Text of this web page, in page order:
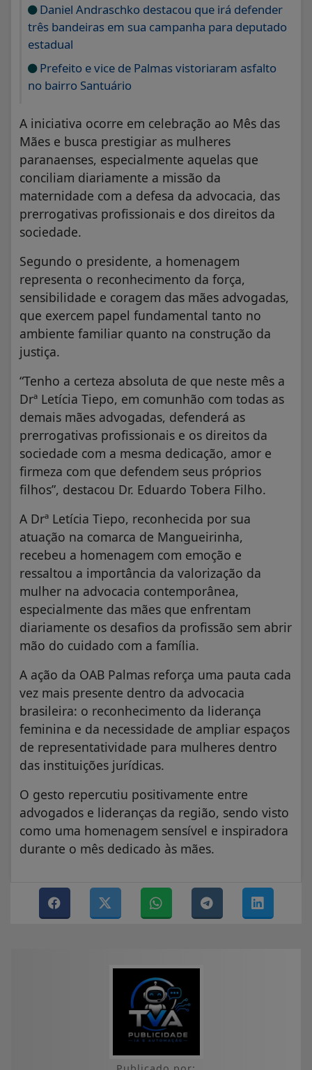
Daniel Andraschko destacou que irá defender
três bandeiras em sua campanha para deputado
estadual
Prefeito e vice de Palmas vistoriaram asfalto
no bairro Santuário
A iniciativa ocorre em celebração ao Mês das
Mães e busca prestigiar as mulheres
paranaenses, especialmente aquelas que
conciliam diariamente a missão da
maternidade com a defesa da advocacia, das
prerrogativas profissionais e dos direitos da
sociedade.
Segundo o presidente, a homenagem
representa o reconhecimento da força,
sensibilidade e coragem das mães advogadas,
que exercem papel fundamental tanto no
ambiente familiar quanto na construção da
justiça.
“Tenho a certeza absoluta de que neste mês a
Drª Letícia Tiepo, em comunhão com todas as
demais mães advogadas, defenderá as
prerrogativas profissionais e os direitos da
sociedade com a mesma dedicação, amor e
firmeza com que defendem seus próprios
filhos”, destacou Dr. Eduardo Tobera Filho.
A Drª Letícia Tiepo, reconhecida por sua
atuação na comarca de Mangueirinha,
recebeu a homenagem com emoção e
ressaltou a importância da valorização da
mulher na advocacia contemporânea,
especialmente das mães que enfrentam
diariamente os desafios da profissão sem abrir
mão do cuidado com a família.
A ação da OAB Palmas reforça uma pauta cada
vez mais presente dentro da advocacia
brasileira: o reconhecimento da liderança
feminina e da necessidade de ampliar espaços
de representatividade para mulheres dentro
das instituições jurídicas.
O gesto repercutiu positivamente entre
advogados e lideranças da região, sendo visto
como uma homenagem sensível e inspiradora
durante o mês dedicado às mães.